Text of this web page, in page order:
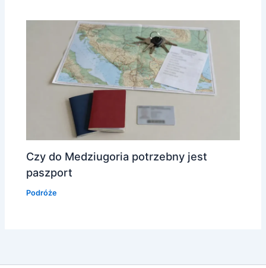
Czy do Medziugoria potrzebny jest
paszport
Podróże